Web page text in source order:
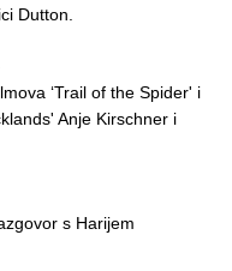
Dutton.
‘Trail of the Spider' i
Anje Kirschner i
s Harijem